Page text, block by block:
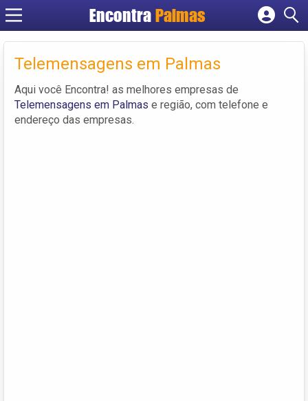
Encontra Palmas
Cadastrar empresa
Criar conta
Telemensagens em Palmas
Aqui você Encontra! as melhores empresas de
Telemensagens em Palmas e região, com telefone e
endereço das empresas.